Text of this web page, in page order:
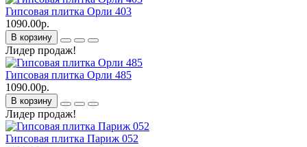
Гипсовая плитка Орли 403
1090.00р.
В корзину
Лидер продаж!
Гипсовая плитка Орли 485
1090.00р.
В корзину
Лидер продаж!
Гипсовая плитка Париж 052